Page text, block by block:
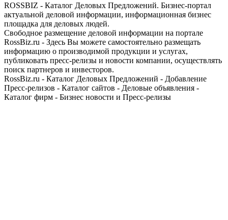
ROSSBIZ - Каталог Деловых Предложений. Бизнес-портал
актуальной деловой информации, информационная бизнес
площадка для деловых людей.
Свободное размещение деловой информации на портале
RossBiz.ru - Здесь Вы можете самостоятельно размещать
информацию о производимой продукции и услугах,
публиковать пресс-релизы и новости компании, осуществлять
поиск партнеров и инвесторов.
RossBiz.ru - Каталог Деловых Предложений - Добавление
Пресс-релизов - Каталог сайтов - Деловые объявления -
Каталог фирм - Бизнес новости и Пресс-релизы